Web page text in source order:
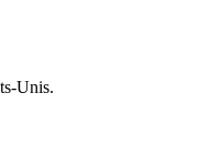
Unis.